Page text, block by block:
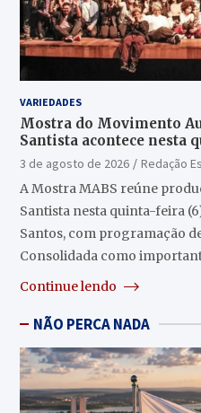
VARIEDADES
Mostra do Movimento
Santista acontece nesta
Guarany
3 de agosto de 2026
Redação
A Mostra MABS reúne
Santista nesta quinta-feira
Santos, com programação
Consolidada como
Continue lendo
NÃO PERCA NADA